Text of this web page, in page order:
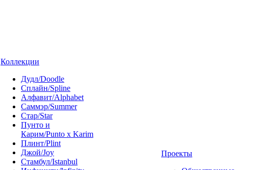
Коллекции
Дудл/Doodle
Сплайн/Spline
Алфавит/Alphabet
Саммэр/Summer
Стар/Star
Пунто и
Карим/Punto x Karim
Плинт/Plint
Джой/Joy
Стамбул/Istanbul
Проекты